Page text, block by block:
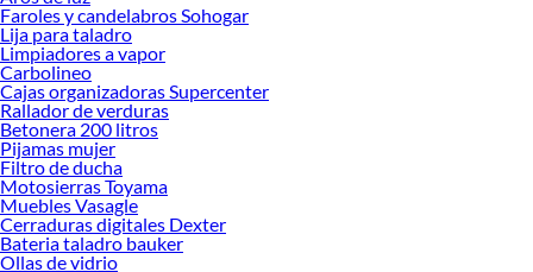
Faroles y candelabros Sohogar
Lija para taladro
Limpiadores a vapor
Carbolineo
Cajas organizadoras Supercenter
Rallador de verduras
Betonera 200 litros
Pijamas mujer
Filtro de ducha
Motosierras Toyama
Muebles Vasagle
Cerraduras digitales Dexter
Bateria taladro bauker
Ollas de vidrio